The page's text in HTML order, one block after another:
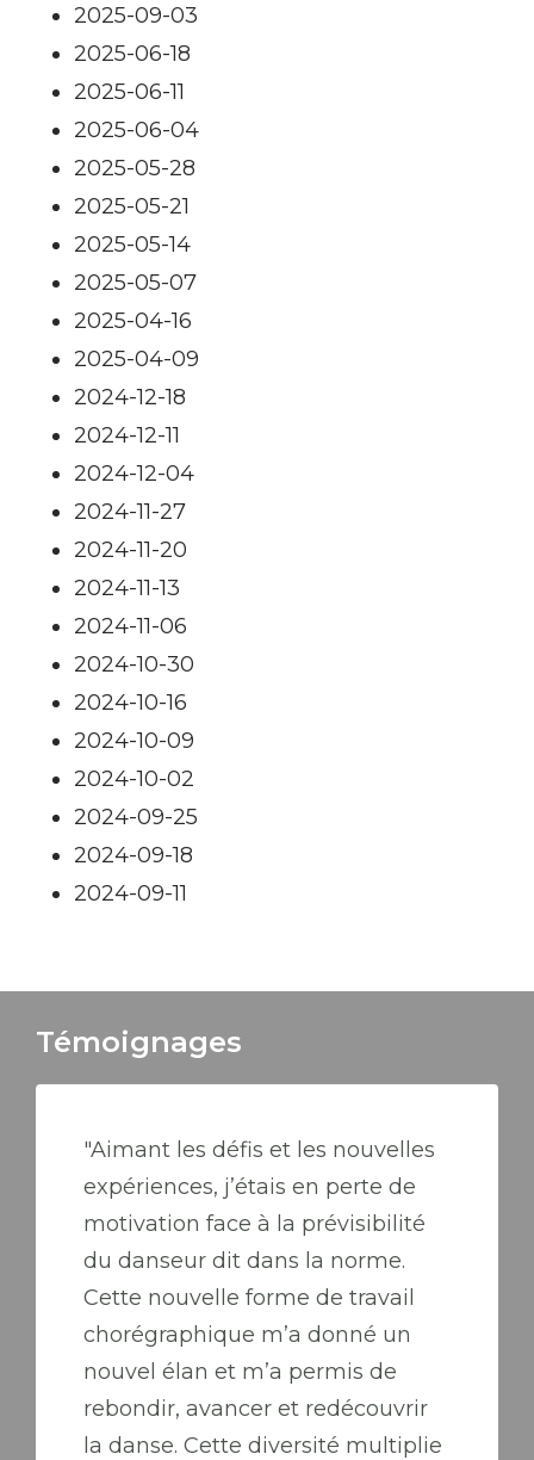
2025-09-03
2025-06-18
2025-06-11
2025-06-04
2025-05-28
2025-05-21
2025-05-14
2025-05-07
2025-04-16
2025-04-09
2024-12-18
2024-12-11
2024-12-04
2024-11-27
2024-11-20
2024-11-13
2024-11-06
2024-10-30
2024-10-16
2024-10-09
2024-10-02
2024-09-25
2024-09-18
2024-09-11
Témoignages
"Aimant les défis et les nouvelles
expériences, j’étais en perte de
motivation face à la prévisibilité
du danseur dit dans la norme.
Cette nouvelle forme de travail
chorégraphique m’a donné un
nouvel élan et m’a permis de
rebondir, avancer et redécouvrir
la danse. Cette diversité multiplie